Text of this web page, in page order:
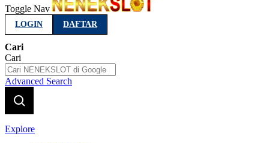
Toggle Nav
LOGIN DAFTAR
Cari
Cari
Advanced Search
Explore